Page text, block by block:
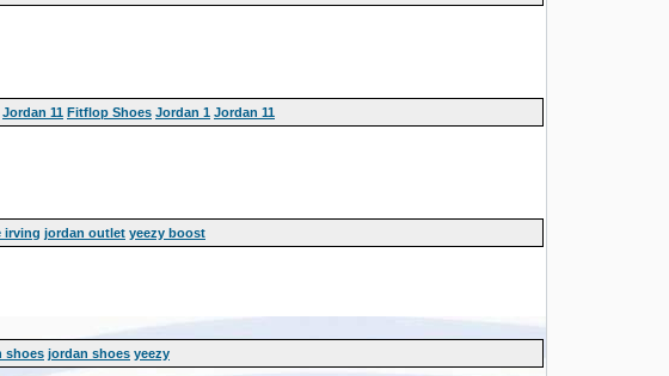
Jordan 11 Fitflop Shoes Jordan 1 Jordan 11
irving jordan outlet yeezy boost
shoes jordan shoes yeezy